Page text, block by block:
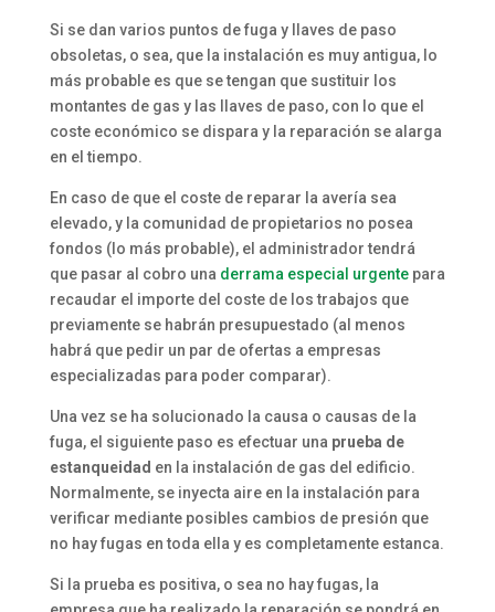
Si se dan varios puntos de fuga y llaves de paso
obsoletas, o sea, que la instalación es muy antigua, lo
más probable es que se tengan que sustituir los
montantes de gas y las llaves de paso, con lo que el
coste económico se dispara y la reparación se alarga
en el tiempo.
En caso de que el coste de reparar la avería sea
elevado, y la comunidad de propietarios no posea
fondos (lo más probable), el administrador tendrá
que pasar al cobro una derrama especial urgentepara
recaudar el importe del coste de los trabajos que
previamente se habrán presupuestado (al menos
habrá que pedir un par de ofertas a empresas
especializadas para poder comparar).
Una vez se ha solucionado la causa o causas de la
fuga, el siguiente paso es efectuar una prueba de
estanqueidad en la instalación de gas del edificio.
Normalmente, se inyecta aire en la instalación para
verificar mediante posibles cambios de presión que
no hay fugas en toda ella y es completamente estanca.
Si la prueba es positiva, o sea no hay fugas, la